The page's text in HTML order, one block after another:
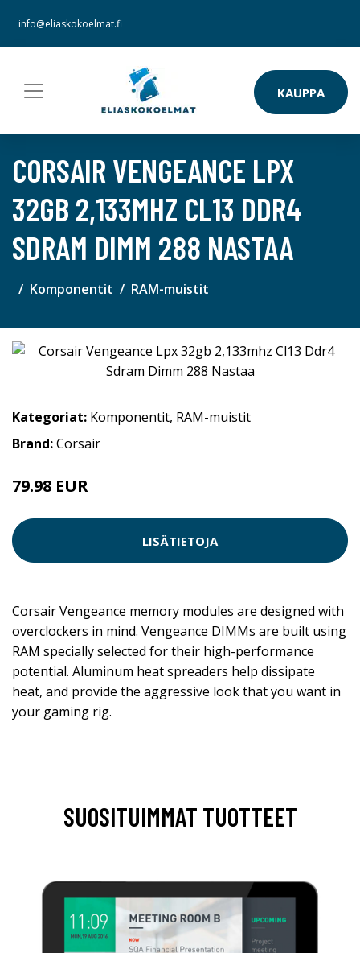
info@eliaskokoelmat.fi
KAUPPA
CORSAIR VENGEANCE LPX
32GB 2,133MHZ CL13 DDR4
SDRAM DIMM 288 NASTAA
Komponentit RAM-muistit
Kategoriat: Komponentit, RAM-muistit
Brand:Corsair
79.98 EUR
LISÄTIETOJA
Corsair Vengeance memory modules are designed with
overclockers in mind. Vengeance DIMMs are built using
RAM specially selected for their high-performance
potential. Aluminum heat spreaders help dissipate
heat, and provide the aggressive look that you want in
your gaming rig.
SUOSITUIMMAT TUOTTEET